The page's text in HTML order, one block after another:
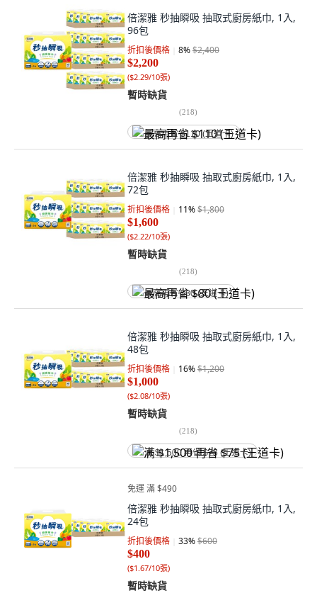
倍潔雅 秒抽瞬吸 抽取式廚房紙巾, 1入,
96包
折扣後價格 8%$2,400
$2,200
($2.29/10張)
暫時缺貨
(218)
最高再省 $110 (王道卡)
倍潔雅 秒抽瞬吸 抽取式廚房紙巾, 1入,
72包
折扣後價格 11%$1,800
$1,600
($2.22/10張)
暫時缺貨
(218)
最高再省 $80 (王道卡)
倍潔雅 秒抽瞬吸 抽取式廚房紙巾, 1入,
48包
折扣後價格 16%$1,200
$1,000
($2.08/10張)
暫時缺貨
(218)
满 $1,500 再省 $75 (王道卡)
免運 滿 $490
倍潔雅 秒抽瞬吸 抽取式廚房紙巾, 1入,
24包
折扣後價格 33%$600
$400
($1.67/10張)
暫時缺貨